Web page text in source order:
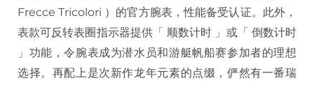
Frecce Tricolori ）的官方腕表，性能备受认证。此外，
表款可反转表圈指示器提供「 顺数计时 」或「 倒数计时
」功能，令腕表成为潜水员和游艇帆船赛参加者的理想
选择。再配上是次新作龙年元素的点缀，俨然有一番瑞